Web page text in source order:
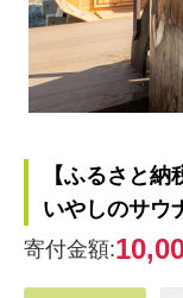
【ふるさと
いやしのサ
寄付金額: